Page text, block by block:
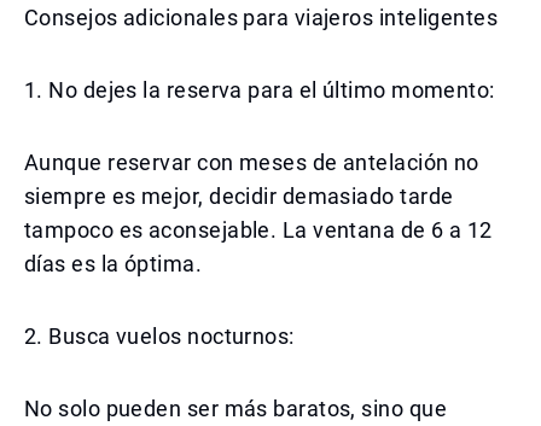
Consejos adicionales para viajeros inteligentes
1. No dejes la reserva para el último momento:
Aunque reservar con meses de antelación no
siempre es mejor, decidir demasiado tarde
tampoco es aconsejable. La ventana de 6 a 12
días es la óptima.
2. Busca vuelos nocturnos:
No solo pueden ser más baratos, sino que